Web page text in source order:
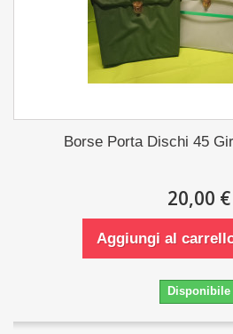
Borse Porta Dischi 45
20,00 €
Aggiungi al
Disponibile